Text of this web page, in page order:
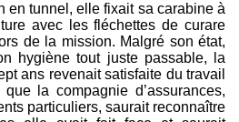
en tunnel, elle fixait sa carabine à
avec les fléchettes de curare
de la mission. Malgré son état,
hygiène tout juste passable, la
ans revenait satisfaite du travail
la compagnie d’assurances,
particuliers, saurait reconnaître